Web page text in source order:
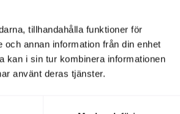
tillhandahålla funktioner för
annan information från din enhet
kan i sin tur kombinera informationen
använt deras tjänster.
efter en tids
för stödet från
hög kvalitet